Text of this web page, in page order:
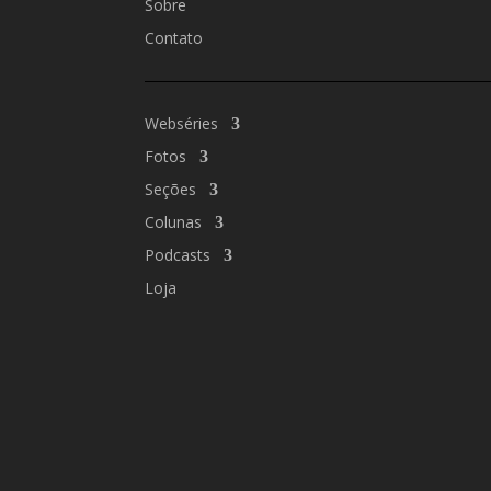
Sobre
Contato
Webséries
Fotos
Seções
Colunas
Podcasts
Loja